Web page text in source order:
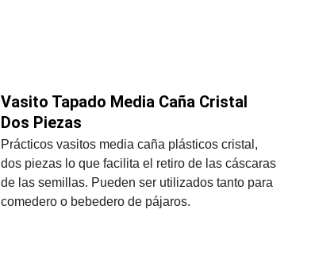
Vasito Tapado Media Caña Cristal
Dos Piezas
Prácticos vasitos media caña plásticos cristal,
dos piezas lo que facilita el retiro de las cáscaras
de las semillas. Pueden ser utilizados tanto para
comedero o bebedero de pájaros.